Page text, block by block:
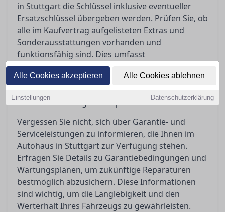
Alle Cookies akzeptieren Alle Cookies ablehnen
Einstellungen Datenschutzerklärung
in Stuttgart die Schlüssel inklusive eventueller
Ersatzschlüssel übergeben werden. Prüfen Sie, ob
alle im Kaufvertrag aufgelisteten Extras und
Sonderausstattungen vorhanden und
funktionsfähig sind. Dies umfasst
Navigationssysteme, spezielle Felgen oder
technische Zusatzpakete. So stellen Sie sicher,
und Vereinbarungen entspricht.
Vergessen Sie nicht, sich über Garantie- und
Serviceleistungen zu informieren, die Ihnen im
Autohaus in Stuttgart zur Verfügung stehen.
Erfragen Sie Details zu Garantiebedingungen und
Wartungsplänen, um zukünftige Reparaturen
bestmöglich abzusichern. Diese Informationen
sind wichtig, um die Langlebigkeit und den
Werterhalt Ihres Fahrzeugs zu gewährleisten.